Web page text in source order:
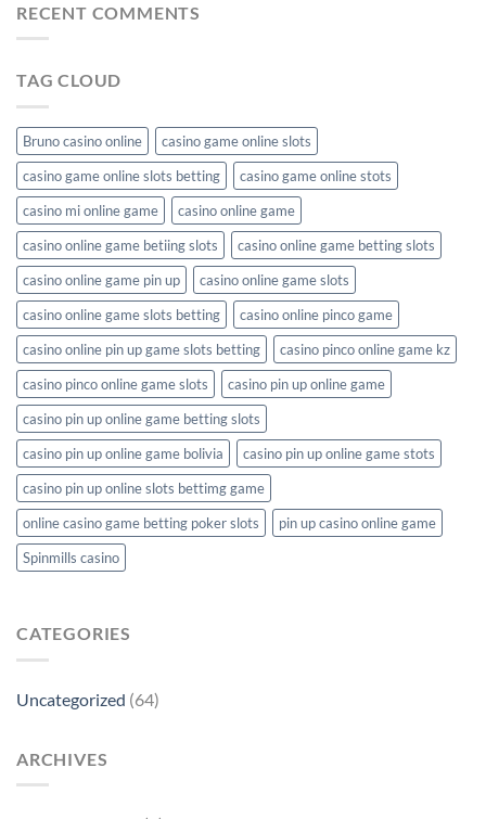
en
dingen
letten
RECENT COMMENTS
TAG CLOUD
Bruno casino online
casino game online slots
casino game online slots betting
casino game online stots
casino mi online game
casino online game
casino online game betiing slots
casino online game betting slots
casino online game pin up
casino online game slots
casino online game slots betting
casino online pinco game
casino online pin up game slots betting
casino pinco online game kz
casino pinco online game slots
casino pin up online game
casino pin up online game betting slots
casino pin up online game bolivia
casino pin up online game stots
casino pin up online slots bettimg game
online casino game betting poker slots
pin up casino online game
Spinmills casino
CATEGORIES
Uncategorized (64)
ARCHIVES